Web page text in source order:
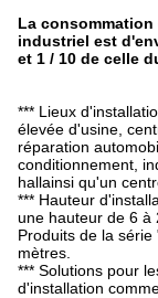
La
industriel est
et 1 / 10 de celle
*** Lieux
élevée d'usine,
réparation
conditionnement,
hallainsi qu'un
*** Hauteur
une hauteur de 6 à
Produits de la
mètres.
*** Solutions pour
d'installation